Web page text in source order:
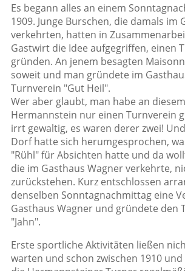
Es begann alles an einem
1909. Junge Burschen, die damals im
verkehrten, hatten in
Gastwirt die Idee aufgegriffen, einen
gründen. An jenem besagten
soweit und man gründete im
Turnverein "Gut Heil".
Wer aber glaubt, man habe an
Hermannstein nur einen Turnverein
irrt gewaltig, es waren derer zwei!
Dorf hatte sich herumgesprochen,
"Rühl" für Absichten hatte und da
die im Gasthaus Wagner verkehrte,
zurückstehen. Kurz entschlossen
denselben Sonntagnachmittag eine
Gasthaus Wagner und gründete den
"Jahn".
Erste sportliche Aktivitäten ließen
warten und schon zwischen 1910